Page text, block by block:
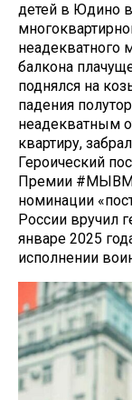
детей в Юдино
неадекватного
балкона
поднялся на
падения
неадекватным
квартиру,
Героический
Премии
номинации
России вручил
январе 2025
исполнении